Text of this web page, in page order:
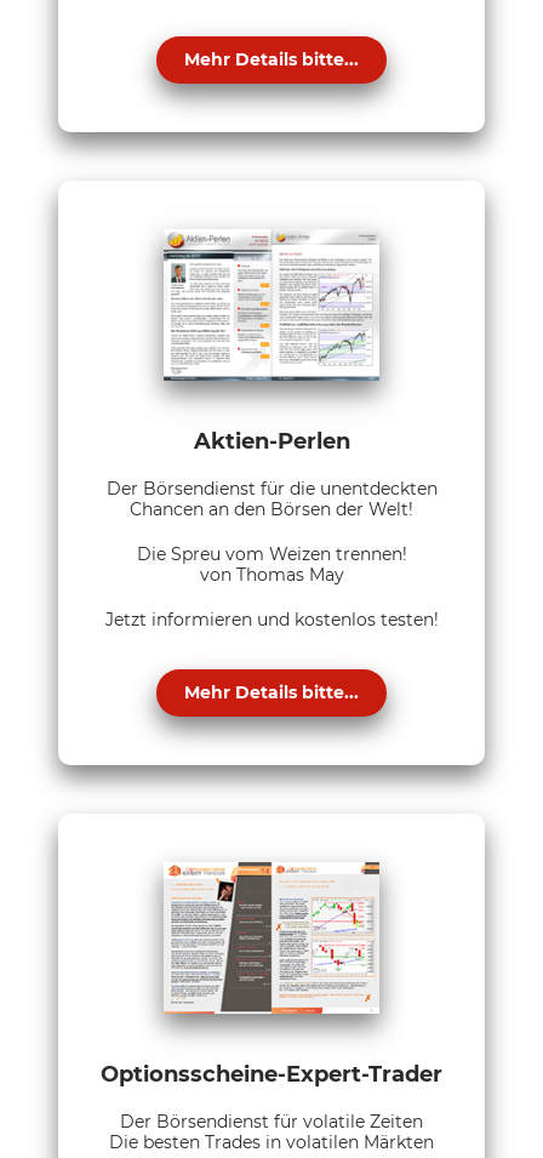
Mehr Details bitte...
Aktien-Perlen
Der Börsendienst für die unentdeckten
Chancen an den Börsen der Welt!
Die Spreu vom Weizen trennen!
von Thomas May
Jetzt informieren und kostenlos testen!
Mehr Details bitte...
Optionsscheine-Expert-Trader
Der Börsendienst für volatile Zeiten
Die besten Trades in volatilen Märkten